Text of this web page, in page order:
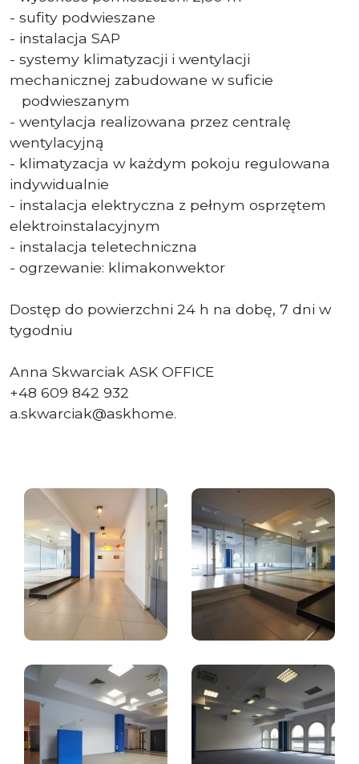
- sufity podwieszane
- instalacja SAP
- systemy klimatyzacji i wentylacji
mechanicznej zabudowane w suficie
podwieszanym
- wentylacja realizowana przez centralę
wentylacyjną
- klimatyzacja w każdym pokoju regulowana
indywidualnie
- instalacja elektryczna z pełnym osprzętem
elektroinstalacyjnym
- instalacja teletechniczna
- ogrzewanie: klimakonwektor
Dostęp do powierzchni 24 h na dobę, 7 dni w
tygodniu
Anna Skwarciak ASK OFFICE
+48 609 842 932
a.skwarciak@askhome.